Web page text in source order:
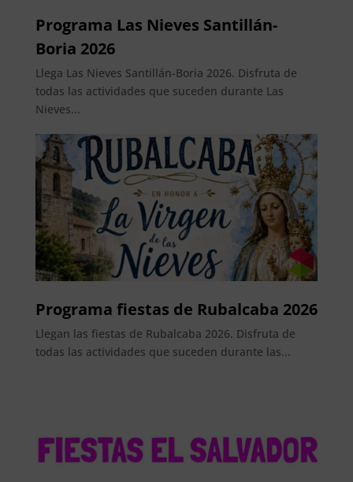
Programa Las Nieves Santillán-
Boria 2026
Llega Las Nieves Santillán-Boria 2026. Disfruta de
todas las actividades que suceden durante Las
Nieves...
Programa fiestas de Rubalcaba 2026
Llegan las fiestas de Rubalcaba 2026. Disfruta de
todas las actividades que suceden durante las...